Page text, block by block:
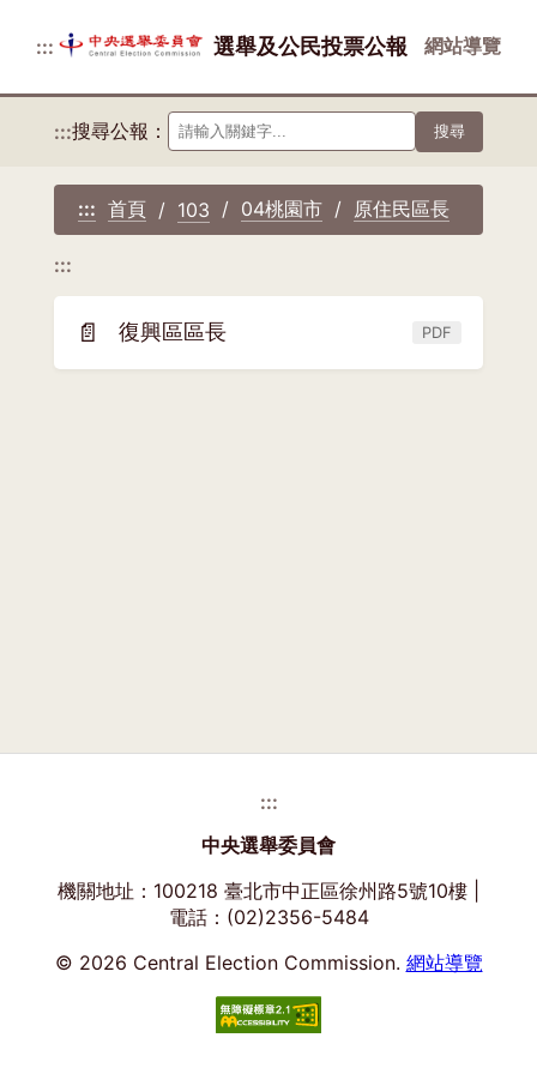
::: 選舉及公民投票公報 網站導覽
:::搜尋公報： 搜尋
::: 首頁 103 04桃園市 原住民區長
:::
📄 復興區區長 PDF
(另
開
:::
中央選舉委員會
機關地址：100218 臺北市中正區徐州路5號10樓 |
電話：(02)2356-5484
© 2026 Central Election Commission. 網站導覽